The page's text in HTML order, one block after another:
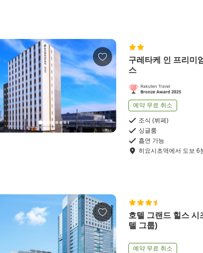
구레타케 인 프리미
스
예약 무료 취소
조식 (뷔페)
싱글룸
흡연 가능
히요시초역에서 도보 6
호텔 그랜드 힐스 시
텔 그룹)
예약 무료 취소